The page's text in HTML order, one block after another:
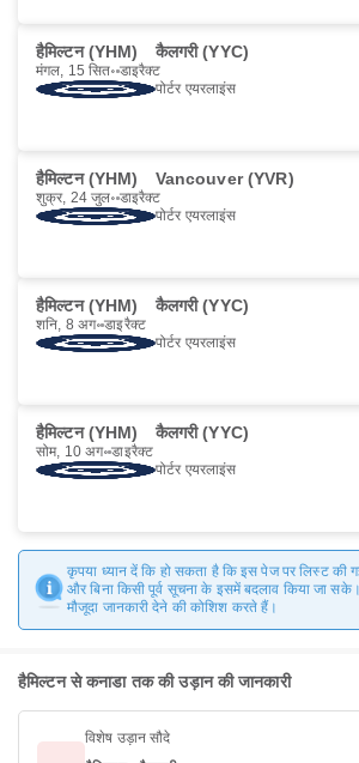
हैमिल्टन (YHM) कैलगरी (YYC)
मंगल, 15 सित॰ डाइरैक्ट
पोर्टर एयरलाइंस
हैमिल्टन (YHM) Vancouver (YVR)
शुक्र, 24 जुल॰ डाइरैक्ट
पोर्टर एयरलाइंस
हैमिल्टन (YHM) कैलगरी (YYC)
शनि, 8 अग॰ डाइरैक्ट
पोर्टर एयरलाइंस
हैमिल्टन (YHM) कैलगरी (YYC)
सोम, 10 अग॰ डाइरैक्ट
पोर्टर एयरलाइंस
कृपया ध्यान दें कि हो सकता है कि इस पेज पर लिस्ट की
और बिना किसी पूर्व सूचना के इसमें बदलाव किया जा
मौजूदा जानकारी देने की कोशिश करते हैं।
हैमिल्टन से कनाडा तक की उड़ान की जानकारी
विशेष उड़ान सौदे